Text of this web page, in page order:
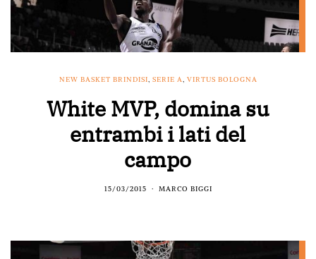
NEW BASKET BRINDISI, SERIE A, VIRTUS BOLOGNA
White MVP, domina su
entrambi i lati del
campo
15/03/2015 MARCO BIGGI